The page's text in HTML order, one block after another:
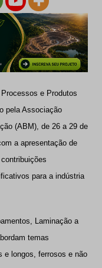
e Produtos
pela Associação
(ABM), de 26 a 29 de
a apresentação de
para a indústria
Laminação a
temas
e longos, ferrosos e não